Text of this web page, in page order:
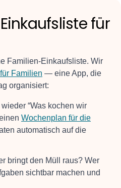
für
Familien-Einkaufsliste. Wir
Familien — eine App, die
organisiert:
wieder “Was kochen wir
Wochenplan für die
automatisch auf die
bringt den Müll raus? Wer
sichtbar machen und